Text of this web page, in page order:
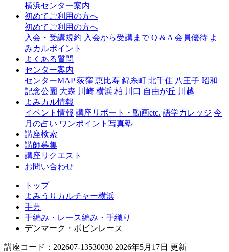
ャ
浜
横浜センター案内
初めてご利用の方へ
初めてご利用の方へ
入会・受講規約 入会から受講まで Q & A 会員優待 よ
みカルポイント
よくある質問
センター案内
センターMAP 荻窪 恵比寿 錦糸町 北千住 八王子 昭和
記念公園 大森 川崎 横浜 柏 川口 自由が丘 川越
よみカル情報
イベント情報 講座リポート・動画etc. 語学カレッジ 今
月の占い ワンポイント写真塾
講座検索
講師募集
講座リクエスト
お問い合わせ
トップ
よみうりカルチャー横浜
手芸
手編み・レース編み・手織り
デンマーク・ボビンレース
講座コード：202607-13530030 2026年5月17日 更新